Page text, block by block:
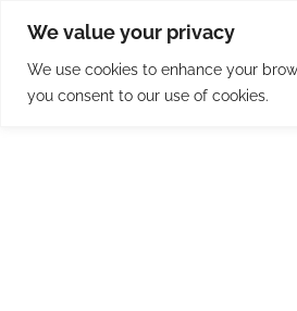
We value your privacy
We use cookies to enhance your
you consent to our use of cookies.
content